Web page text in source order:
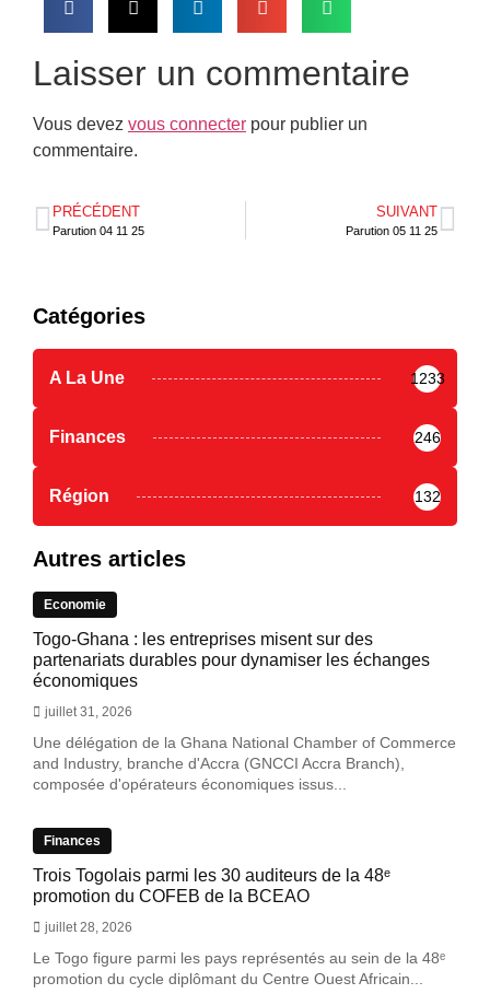
Laisser un commentaire
Vous devez vous connecter pour publier un
commentaire.
PRÉCÉDENT
Parution 04 11 25
SUIVANT
Parution 05 11 25
Catégories
A La Une 1233
Finances 246
Région 132
Autres articles
Economie
Togo-Ghana : les entreprises misent sur des
partenariats durables pour dynamiser les échanges
économiques
juillet 31, 2026
Une délégation de la Ghana National Chamber of Commerce
and Industry, branche d'Accra (GNCCI Accra Branch),
composée d'opérateurs économiques issus...
Finances
Trois Togolais parmi les 30 auditeurs de la 48ᵉ
promotion du COFEB de la BCEAO
juillet 28, 2026
Le Togo figure parmi les pays représentés au sein de la 48ᵉ
promotion du cycle diplômant du Centre Ouest Africain...